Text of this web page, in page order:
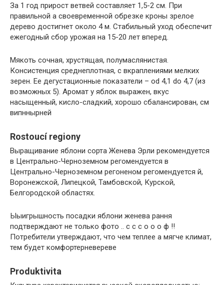
За 1 год прирост ветвей составляет 1,5-2 см. При
правильной a своевременной обрезке кроны зрелое
дерево достигнет около 4 м. Стабильный уход обеспечит
ежегодный сбор урожая на 15-20 лет вперед.
Мякоть сочная, хрустящая, полумаслянистая.
Консистенция среднеплотная, с вкраплениями мелких
зерен. Ее дегустационные показатели – od 4,1 do 4,7 (из
возможных 5). Аромат у яблок выражен, вкус
насыщенный, кисло-сладкий, хорошо сбалансирован, см
випннырней
Rostoucí regiony
Выращивание яблони сорта Женева Эрли рекомендуется
в Центрально-Черноземном регомендуется в
Центрально-Черноземном регоненом регомендуется й,
Воронежской, Липецкой, Тамбовской, Курской,
Белгородской областях.
Ыыигрышность посадки яблони женева рання
подтверждают не только фото .. с с с о о о ф !!
Потребители утверждают, что чем теплее a мягче климат,
тем будет комфортерневереве
Produktivita